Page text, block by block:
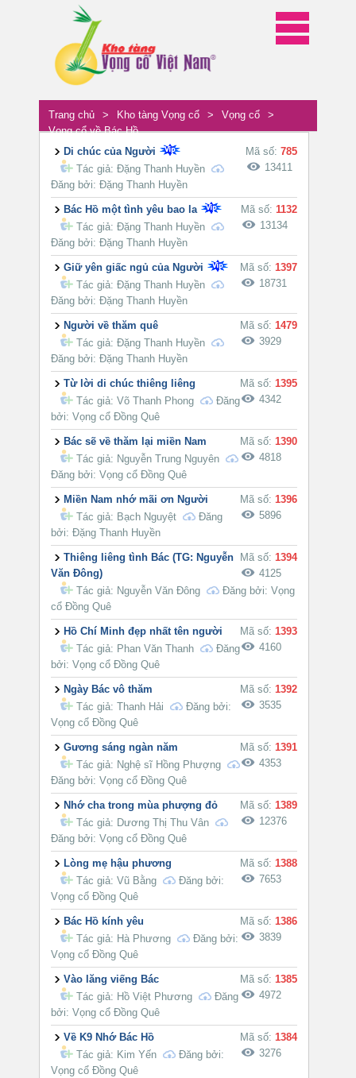
Trang chủ > Kho tàng Vọng cổ > Vọng cổ
>
Vọng cổ về Bác Hồ
Mã số: 785
13411
Di chúc của Người
Tác giả: Đặng Thanh Huyền
Đăng bởi: Đặng Thanh Huyền
Mã số: 1132
13134
Bác Hồ một tình yêu bao la
Tác giả: Đặng Thanh Huyền
Đăng bởi: Đặng Thanh Huyền
Mã số: 1397
18731
Giữ yên giấc ngủ của Người
Tác giả: Đặng Thanh Huyền
Đăng bởi: Đặng Thanh Huyền
Mã số: 1479
3929
Người về thăm quê
Tác giả: Đặng Thanh Huyền
Đăng bởi: Đặng Thanh Huyền
Mã số: 1395
4342
Từ lời di chúc thiêng liêng
Tác giả: Võ Thanh Phong
Đăng
bởi: Vọng cổ Đồng Quê
Mã số: 1390
4818
Bác sẽ về thăm lại miền Nam
Tác giả: Nguyễn Trung Nguyên
Đăng bởi: Vọng cổ Đồng Quê
Mã số: 1396
5896
Miền Nam nhớ mãi ơn Người
Tác giả: Bạch Nguyệt
Đăng
bởi: Đặng Thanh Huyền
Mã số: 1394
4125
Thiêng liêng tình Bác (TG: Nguyễn
Văn Đông)
Tác giả: Nguyễn Văn Đông
Đăng bởi: Vọng
cổ Đồng Quê
Mã số: 1393
4160
Hồ Chí Minh đẹp nhất tên người
Tác giả: Phan Văn Thanh
Đăng
bởi: Vọng cổ Đồng Quê
Mã số: 1392
3535
Ngày Bác vô thăm
Tác giả: Thanh Hải
Đăng bởi:
Vọng cổ Đồng Quê
Mã số: 1391
4353
Gương sáng ngàn năm
Tác giả: Nghệ sĩ Hồng Phượng
Đăng bởi: Vọng cổ Đồng Quê
Mã số: 1389
12376
Nhớ cha trong mùa phượng đỏ
Tác giả: Dương Thị Thu Vân
Đăng bởi: Vọng cổ Đồng Quê
Mã số: 1388
7653
Lòng mẹ hậu phương
Tác giả: Vũ Bằng
Đăng bởi:
Vọng cổ Đồng Quê
Mã số: 1386
3839
Bác Hồ kính yêu
Tác giả: Hà Phương
Đăng bởi:
Vọng cổ Đồng Quê
Mã số: 1385
4972
Vào lăng viếng Bác
Tác giả: Hồ Việt Phương
Đăng
bởi: Vọng cổ Đồng Quê
Mã số: 1384
3276
Về K9 Nhớ Bác Hồ
Tác giả: Kim Yến
Đăng bởi:
Vọng cổ Đồng Quê